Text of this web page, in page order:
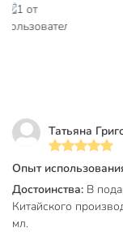
Стиль
Особенности
Дизайн
Татьяна
Опыт
Достоинства: В
Китайского
мл.